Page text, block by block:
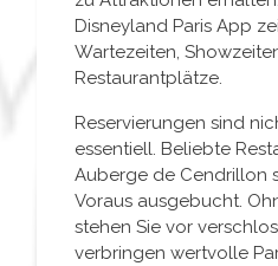
Disneyland Paris App
Wartezeiten,
Restaurantplätze.
Reservierungen sind
essentiell. Beliebte
Auberge de Cendrillon
Voraus ausgebucht.
stehen Sie vor
verbringen wertvolle